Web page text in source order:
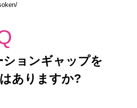
ョンギャップを
ありますか?